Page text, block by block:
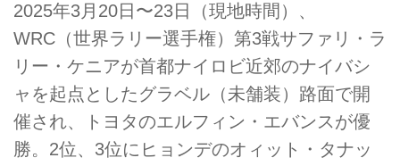
2025年3月20日〜23日（現地時間）、
WRC（世界ラリー選手権）第3戦サファリ・ラ
リー・ケニアが首都ナイロビ近郊のナイバシ
ャを起点としたグラベル（未舗装）路面で開
催され、トヨタのエルフィン・エバンスが優
勝。2位、3位にヒョンデのオィット・タナッ